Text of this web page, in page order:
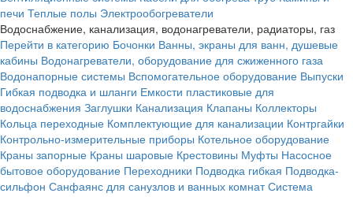
печи Теплые полы Электрообогреватели
Водоснабжение, канализация, водонагреватели, радиаторы, газ
Перейти в категорию Бочонки Ванны, экраны для ванн, душевые
кабины Водонагреватели, оборудование для сжиженного газа
Водонапорные системы Вспомогательное оборудование Выпуски
Гибкая подводка и шланги Емкости пластиковые для
водоснабжения Заглушки Канализация Клапаны Коллекторы
Кольца переходные Комплектующие для канализации Контргайки
Контрольно-измерительные приборы Котельное оборудование
Краны запорные Краны шаровые Крестовины Муфты Насосное
бытовое оборудование Переходники Подводка гибкая Подводка-
сильфон Санфаянс для санузлов и ванных комнат Система